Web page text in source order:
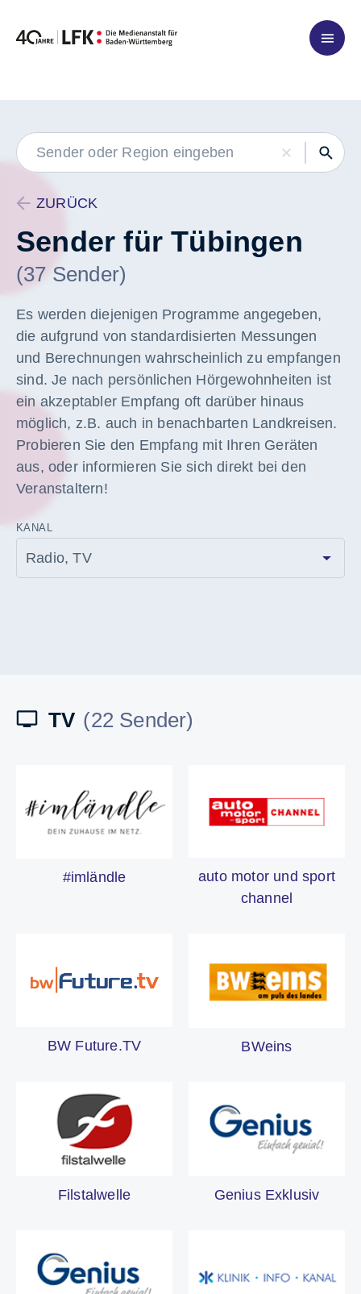
Zum Inhalt springen
LABEL
ZURÜCK
Sender für Tübingen
(37 Sender)
Es werden diejenigen Programme angegeben,
die aufgrund von standardisierten Messungen
und Berechnungen wahrscheinlich zu empfangen
sind. Je nach persönlichen Hörgewohnheiten ist
ein akzeptabler Empfang oft darüber hinaus
möglich, z.B. auch in benachbarten Landkreisen.
Probieren Sie den Empfang mit Ihren Geräten
aus, oder informieren Sie sich direkt bei den
Veranstaltern!
KANAL
TV (22 Sender)
#imländle
auto motor und sport
channel
BW Future.TV BWeins
Filstalwelle Genius Exklusiv